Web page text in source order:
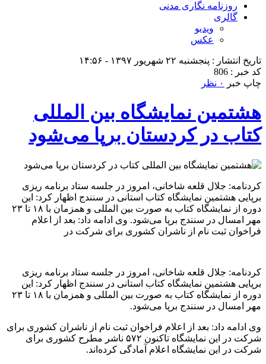
روزنامه نگاری مدنی
گالری
ویدیو
عکس
تاریخ انتشار : پنجشنبه ۲۲ شهریور ۱۳۹۷ - ۱۴:۵۶
کد خبر : 806
چاپ خبر
۰ نظر
هشتمین نمایشگاه بین المللی
کتاب در کردستان برپا می‌شود
کردنامه: جلال قلعه شاخانی، امروز در جلسه ستاد برنامه ریزی
برپایی هشتمین نمایشگاه کتاب استانی در سنندج اظهار کرد: این
دوره از نمایشگاه کتاب به صورت بین المللی و همزمان با ۱۸ تا ۲۳
مهر امسال در سنندج برپا می‌شود. وی ادامه داد: بعد از اعلام
فراخوان ثبت نام از ناشران کشوری برای شرکت در
کردنامه: جلال قلعه شاخانی، امروز در جلسه ستاد برنامه ریزی
برپایی هشتمین نمایشگاه کتاب استانی در سنندج اظهار کرد: این
دوره از نمایشگاه کتاب به صورت بین المللی و همزمان با ۱۸ تا ۲۳
مهر امسال در سنندج برپا می‌شود.
وی ادامه داد: بعد از اعلام فراخوان ثبت نام از ناشران کشوری برای
شرکت در این نمایشگاه تاکنون ۵۷۲ ناشر مطرح کشوری برای
شرکت در این نمایشگاه اعلام آمادگی کرده‌اند.